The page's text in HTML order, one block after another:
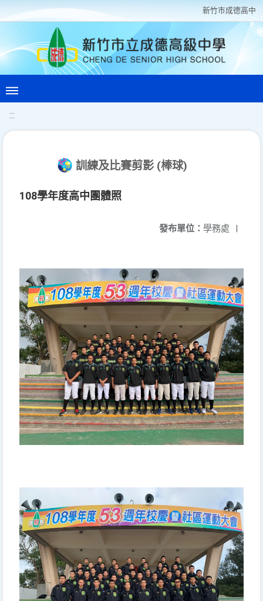
新竹巿成德高中
:::
訓練及比賽剪影 (棒球)
108學年度高中團體照
發布單位： 學務處 |